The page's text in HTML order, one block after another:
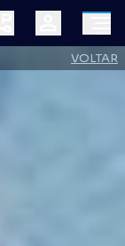
VOLTAR